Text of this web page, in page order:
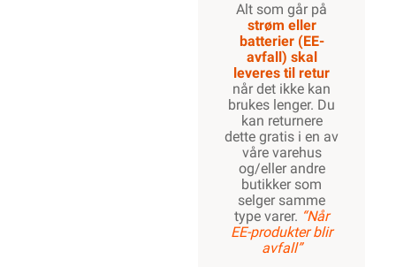
Alt som går på
strøm eller
batterier (EE-
avfall) skal
leveres til retur
når det ikke kan
brukes lenger. Du
kan returnere
dette gratis i en av
våre varehus
og/eller andre
butikker som
selger samme
type varer. “Når
EE-produkter blir
avfall”